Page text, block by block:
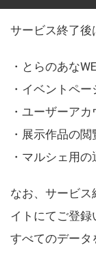
サービス終了後
・とらのあな
・イベントペ
・ユーザーア
・展示作品の
・マルシェ用
なお、サービス
イトにてご登録
すべてのデータ